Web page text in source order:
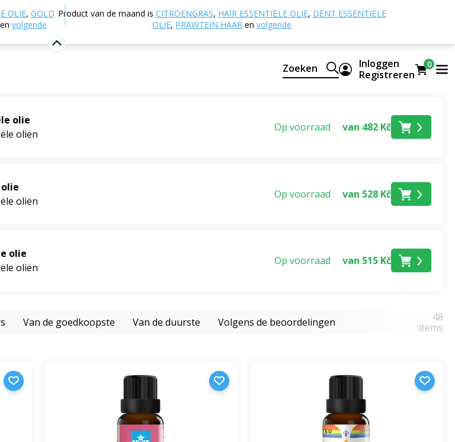
OLIE, GOLD
en volgende
Product van de maand is CITROENGRAS, HAIR ESSENTIËLE OLIE, DENT ESSENTIËLE
OLIE, PRAWTEIN HAAR en volgende
Zoeken
Inloggen
Registreren
0
bij
Aromatherapie
evenwicht
olie
oliën
Op voorraad van 482 Kč
oliën
Op voorraad van 528 Kč
olie
oliën
Op voorraad van 515 Kč
Van de goedkoopste Van de duurste Volgens de beoordelingen
48
items